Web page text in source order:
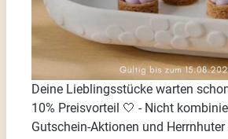
Bildergalerie überspringen
Deine Lieblingsstücke warten
10% Preisvorteil 🤍 - Nicht
Gutschein-Aktionen und Herrnhuter